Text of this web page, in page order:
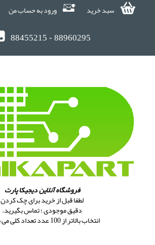
سبد خرید ورود به حساب من
88455215 - 88960295
فروشگاه آنلاین دیجیکا پارت
لطفا قبل از خرید برای چک کردن
دقیق موجودی ؛ تماس بگیرید.
انتخاب بالاتر از 100 عدد تعداد کلی می باشد.